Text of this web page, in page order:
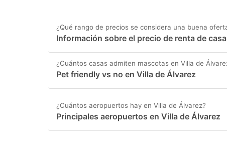
¿Qué rango de precios se considera una buena
Información sobre el precio de renta de
¿Cuántos casas admiten mascotas en Villa de
Pet friendly vs no en Villa de Álvarez
¿Cuántos aeropuertos hay en Villa de Álvarez?
Principales aeropuertos en Villa de Álvarez